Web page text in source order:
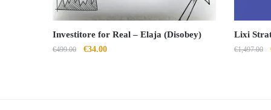
Investitore for Real – Elaja (Disobey)
€499.00
Il
€34.00Il
Lixi
€1,497.00